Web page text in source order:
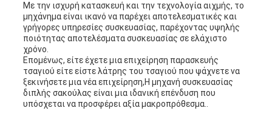
Με την ισχυρή κατασκευή και την τεχνολογία αιχμής, το
μηχάνημα είναι ικανό να παρέχει αποτελεσματικές και
γρήγορες υπηρεσίες συσκευασίας, παρέχοντας υψηλής
ποιότητας αποτελέσματα συσκευασίας σε ελάχιστο
χρόνο.
Επομένως, είτε έχετε μια επιχείρηση παρασκευής
τσαγιού είτε είστε λάτρης του τσαγιού που ψάχνετε να
ξεκινήσετε μια νέα επιχείρηση,Η μηχανή συσκευασίας
διπλής σακούλας είναι μια ιδανική επένδυση που
υπόσχεται να προσφέρει αξία μακροπρόθεσμα..